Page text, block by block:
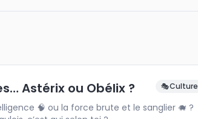
Astérix ou Obélix ? 🎭Culture
🧠 ou la force brute et le sanglier 🐗 ?